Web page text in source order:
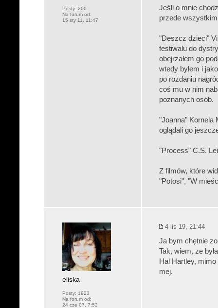
Posty: 200
Na forum od:
15 sty 11, 11:47
Jeśli o mnie
przede
"Deszcz dzieci"
festiwalu do
obejrzałem go
wtedy byłem i
po rozdaniu
coś mu w nim
poznanych osób.
"Joanna" Kornela
oglądali go
"Process" C.S.
Z filmów, które
"Potosi", "W
eliska
Posty: 1923
Na forum od:
24 cze 07, 7:52
4 lis 19, 21:44
Ja bym chętnie
Tak, wiem, ze
Hal Hartley,
mej.